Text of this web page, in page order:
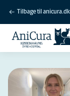
Tilbage til anicura.dk